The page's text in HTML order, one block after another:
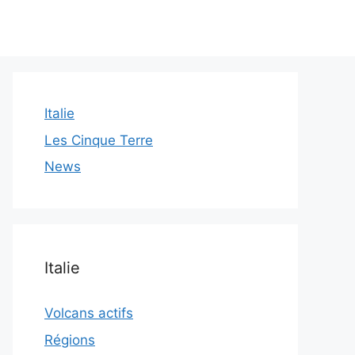
Italie
Les Cinque Terre
News
Italie
Volcans actifs
Régions